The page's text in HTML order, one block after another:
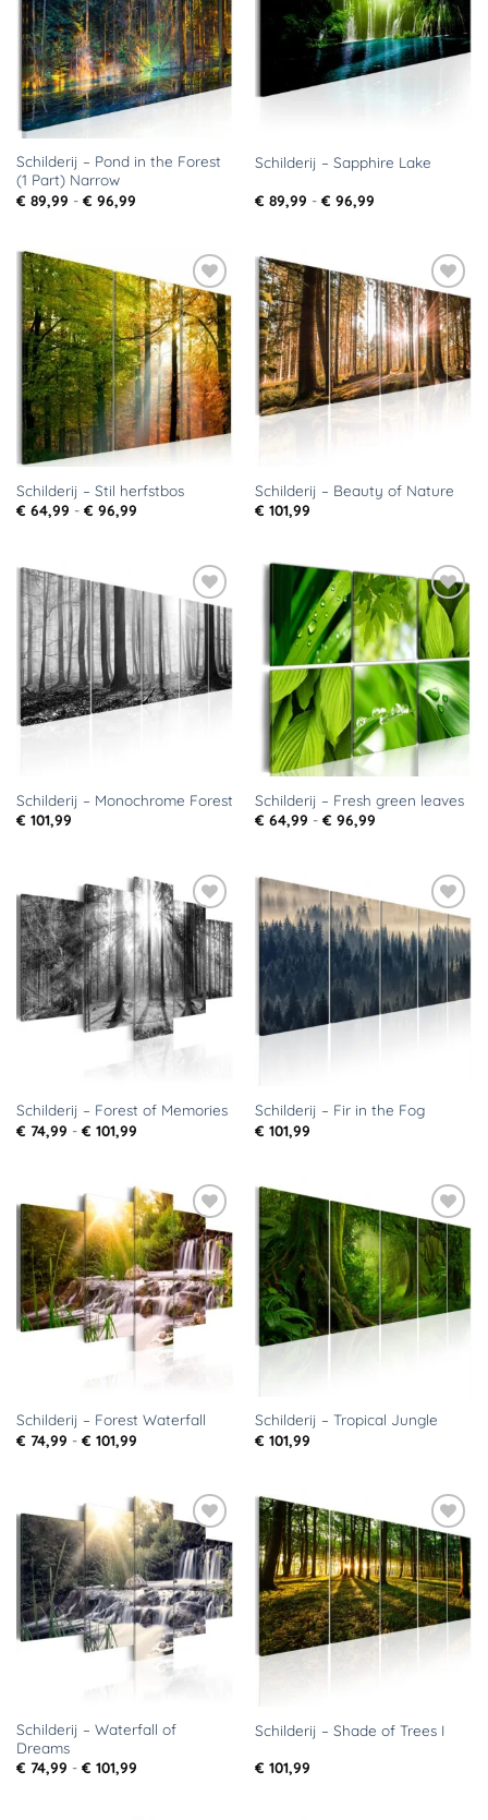
verlanglijst
Schilderij – Pond in the Forest
(1 Part) Narrow
€ 89,99 - € 96,99Prijsklasse:
verlanglijst
Schilderij – Sapphire Lake
€ 89,99 - € 96,99Prijsklasse:
Toevoegen
aan
verlanglijst
Schilderij – Stil herfstbos
€ 64,99 - € 96,99Prijsklasse:
Toevoegen
aan
verlanglijst
Schilderij – Beauty of Nature
€ 101,99
Toevoegen
aan
verlanglijst
Schilderij – Monochrome Forest
€ 101,99
Toevoegen
aan
verlanglijst
Schilderij – Fresh green leaves
€ 64,99 - € 96,99Prijsklasse:
Toevoegen
aan
verlanglijst
Schilderij – Forest of Memories
€ 74,99 - € 101,99Prijsklasse:
Toevoegen
aan
verlanglijst
Schilderij – Fir in the Fog
€ 101,99
Toevoegen
aan
verlanglijst
Schilderij – Forest Waterfall
€ 74,99 - € 101,99Prijsklasse:
Toevoegen
aan
verlanglijst
Schilderij – Tropical Jungle
€ 101,99
Toevoegen
aan
verlanglijst
Schilderij – Waterfall of
Dreams
€ 74,99 - € 101,99Prijsklasse:
Toevoegen
aan
verlanglijst
Schilderij – Shade of Trees I
€ 101,99